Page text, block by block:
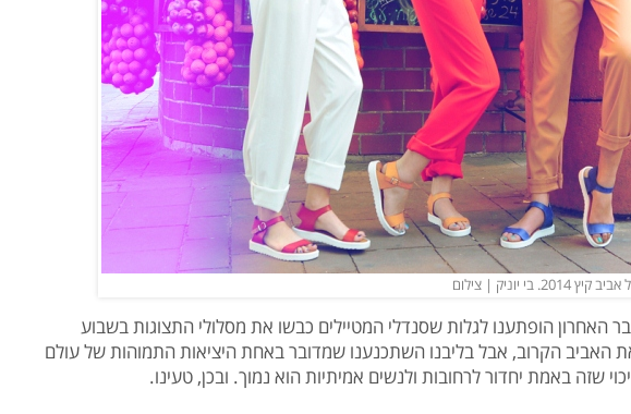
בי יוניק | צילום
האחרון הופתענו לגלות שסנדלי המטיילים כבשו את מסלולי התצוגות בשבוע
האביב הקרוב, אבל בליבנו השתכנענו שמדובר באחת היציאות התמוהות של עולם
שזה באמת יחדור לרחובות ולנשים אמיתיות הוא נמוך. ובכן, טעינו.